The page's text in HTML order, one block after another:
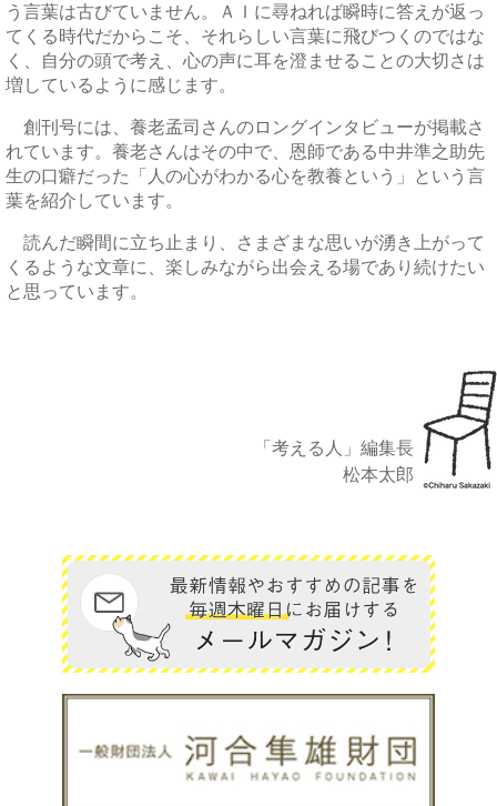
う言葉は古びていません。ＡＩに尋ねれば瞬時に答えが返っ
てくる時代だからこそ、それらしい言葉に飛びつくのではな
く、自分の頭で考え、心の声に耳を澄ませることの大切さは
増しているように感じます。
創刊号には、養老孟司さんのロングインタビューが掲載さ
れています。養老さんはその中で、恩師である中井準之助先
生の口癖だった「人の心がわかる心を教養という」という言
葉を紹介しています。
読んだ瞬間に立ち止まり、さまざまな思いが湧き上がって
くるような文章に、楽しみながら出会える場であり続けたい
と思っています。
「考える人」編集長
松本太郎